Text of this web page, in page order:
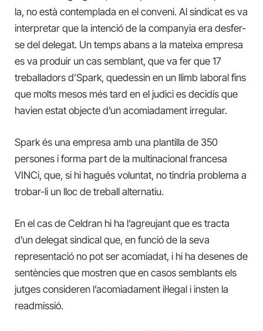
la, no està contemplada en el conveni. Al sindicat es va
interpretar que la intenció de la companyia era desfer-
se del delegat. Un temps abans a la mateixa empresa
es va produir un cas semblant, que va fer que 17
treballadors d’Spark, quedessin en un llimb laboral fins
que molts mesos més tard en el judici es decidís que
havien estat objecte d’un acomiadament irregular.
Spark és una empresa amb una plantilla de 350
persones i forma part de la multinacional francesa
VINCi, que, si hi hagués voluntat, no tindria problema a
trobar-li un lloc de treball alternatiu.
En el cas de Celdran hi ha l’agreujant que es tracta
d’un delegat sindical que, en funció de la seva
representació no pot ser acomiadat, i hi ha desenes de
sentències que mostren que en casos semblants els
jutges consideren l’acomiadament il·legal i insten la
readmissió.